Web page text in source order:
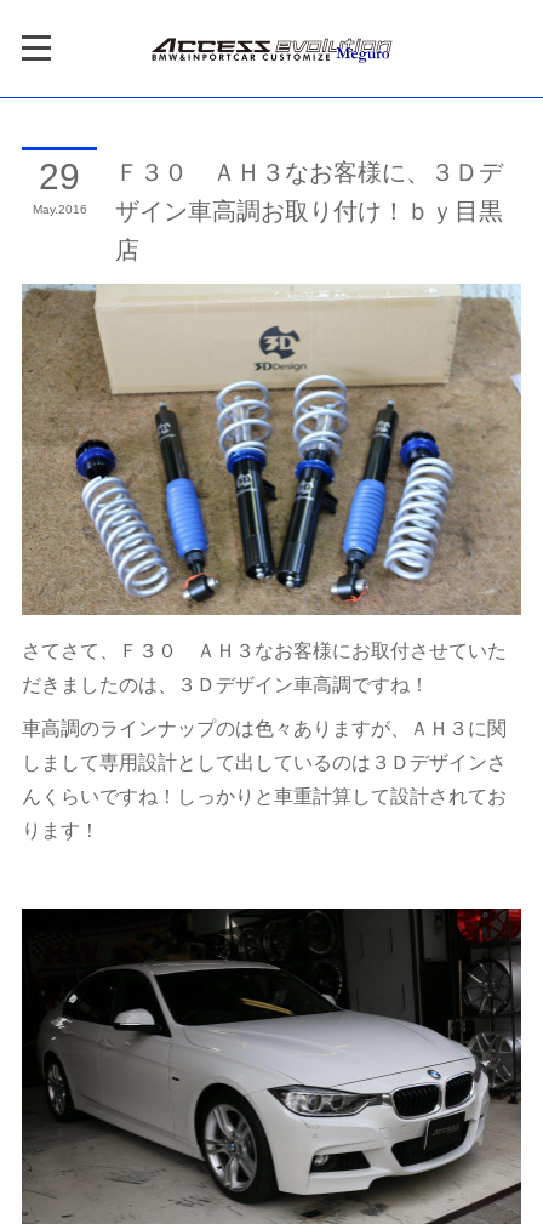
29
May 2016
Ｆ３０ ＡＨ３なお客様に、３Ｄデ
ザイン車高調お取り付け！ｂｙ目黒
店
さてさて、Ｆ３０ ＡＨ３なお客様にお取付させていた
だきましたのは、３Ｄデザイン車高調ですね！
車高調のラインナップのは色々ありますが、ＡＨ３に関
しまして専用設計として出しているのは３Ｄデザインさ
んくらいですね！しっかりと車重計算して設計されてお
ります！